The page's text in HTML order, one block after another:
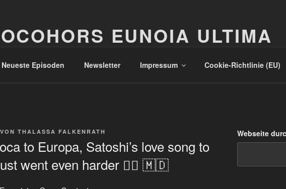
EUNOIA ULTIMA
Neueste Episoden Newsletter Impressum Cookie-Richtlinie (EU)
VON THALASSA FALKENRATH
to Europa, Satoshi’s love song to
went even harder ❤️‍🔥 🇲🇩
Webseite